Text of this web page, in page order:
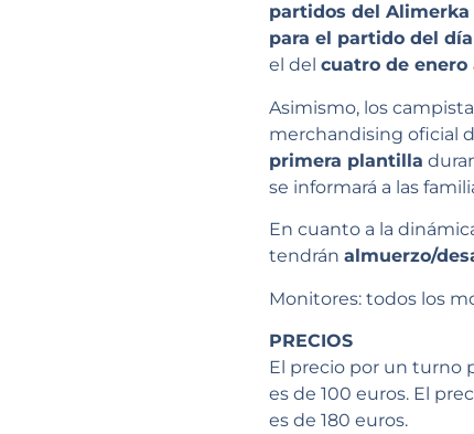
partidos del Alimerka
para el partido del
el del cuatro de
Asimismo, los
merchandising oficial
primera plantilla
se informará a las
En cuanto a la
tendrán almuerzo/
Monitores: todos los
PRECIOS
El precio por un turno
es de 100 euros. El
es de 180 euros.